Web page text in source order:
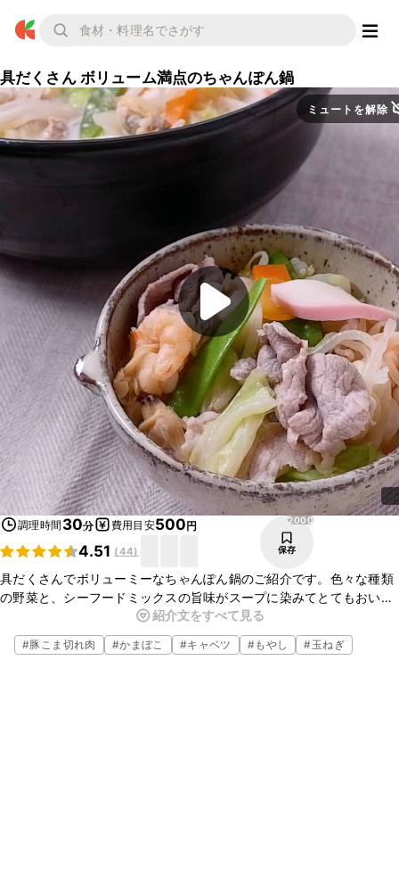
具だくさん ボリューム満点のちゃんぽん鍋
ミュートを解除
調理時間 30分 費用目安500円
4.51 (44)
2000
保存
具だくさんでボリューミーなちゃんぽん鍋のご紹介です。色々な種類
の野菜と、シーフードミックスの旨味がスープに染みてとてもおいし
いです。中華麺を入れるとボリューミーになり、大満足の一品です。
ぜひお試しください。
紹介文をすべて見る
#豚こま切れ肉 #かまぼこ #キャベツ #もやし #玉ねぎ